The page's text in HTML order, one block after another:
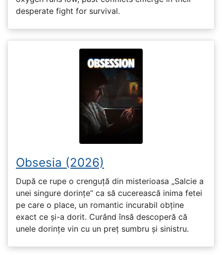
desperate fight for survival.
Obsesia (2026)
După ce rupe o crenguță din misterioasa „Salcie a
unei singure dorințe” ca să cucerească inima fetei
pe care o place, un romantic incurabil obține
exact ce și-a dorit. Curând însă descoperă că
unele dorințe vin cu un preț sumbru și sinistru.